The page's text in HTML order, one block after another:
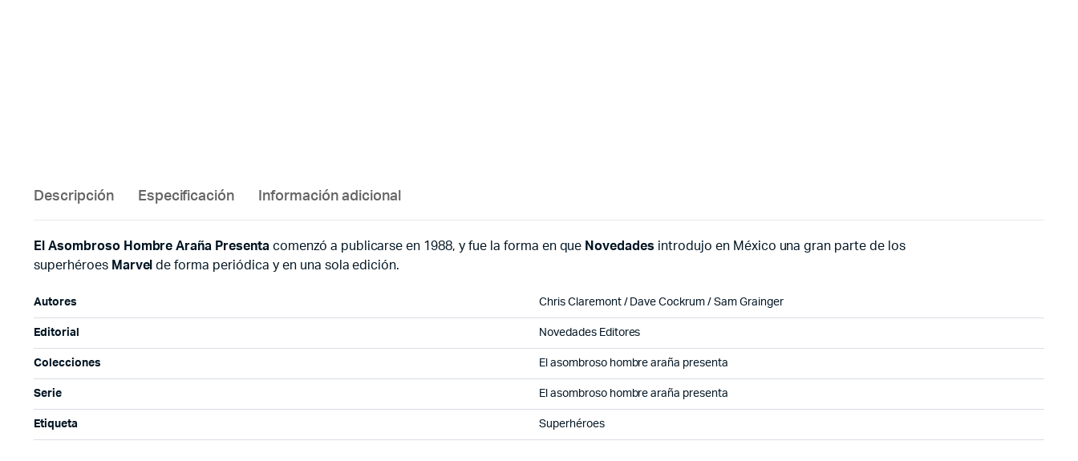
Descripción Especificación Información adicional
El Asombroso Hombre Araña Presenta comenzó a publicarse en 1988, y fue la forma en que Novedades introdujo en México una gran parte de los
superhéroes Marvelde forma periódica y en una sola edición.
Autores Chris Claremont / Dave Cockrum / Sam Grainger
Editorial Novedades Editores
Colecciones El asombroso hombre araña presenta
Serie El asombroso hombre araña presenta
Etiqueta Superhéroes